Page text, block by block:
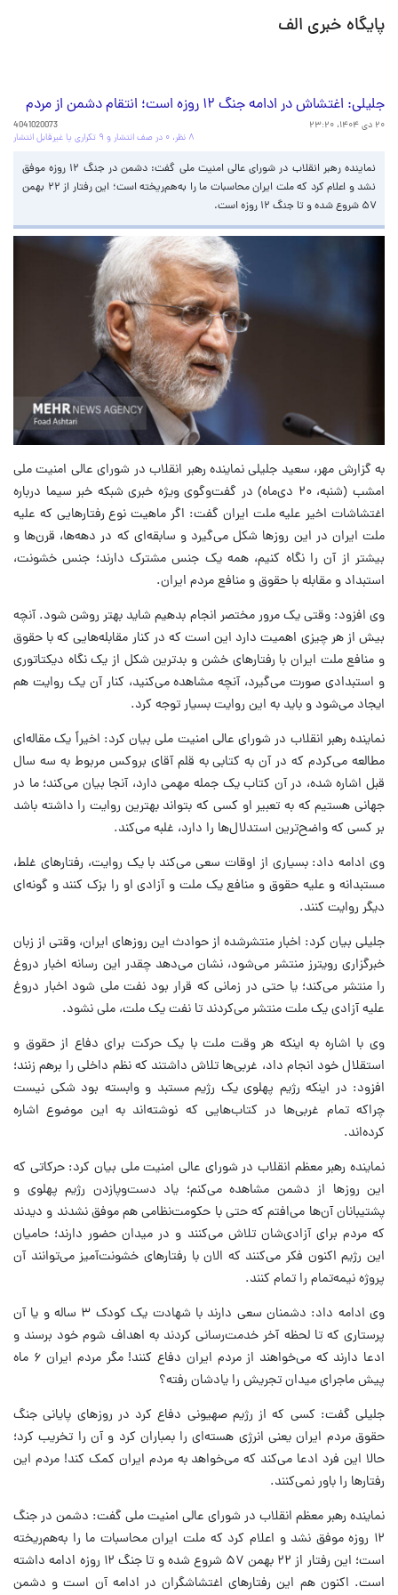
پایگاه خبری الف
جلیلی: اغتشاش در ادامه جنگ ۱۲ روزه است؛ انتقام دشمن از مردم
۲۰ دی ۱۴۰۴، ۲۳:۲۰
4041020073
۸ نظر، ۰ در صف انتشار و ۹ تکراری یا غیرقابل انتشار
نماینده رهبر انقلاب در شورای عالی امنیت ملی گفت: دشمن در جنگ ۱۲ روزه موفق
نشد و اعلام کرد که ملت ایران محاسبات ما را به‌هم‌ریخته است؛ این رفتار از ۲۲ بهمن
۵۷ شروع شده و تا جنگ ۱۲ روزه است.
به گزارش مهر، سعید جلیلی نماینده رهبر انقلاب در شورای عالی امنیت ملی
امشب (شنبه، ۲۰ دی‌ماه) در گفت‌وگوی ویژه خبری شبکه خبر سیما درباره
اغتشاشات اخیر علیه ملت ایران گفت: اگر ماهیت نوع رفتارهایی که علیه
ملت ایران در این روزها شکل می‌گیرد و سابقه‌ای که در دهه‌ها، قرن‌ها و
بیشتر از آن را نگاه کنیم، همه یک جنس مشترک دارند؛ جنس خشونت،
استبداد و مقابله با حقوق و منافع مردم ایران.
وی افزود: وقتی یک مرور مختصر انجام بدهیم شاید بهتر روشن شود. آنچه
بیش از هر چیزی اهمیت دارد این است که در کنار مقابله‌هایی که با حقوق
و منافع ملت ایران با رفتارهای خشن و بدترین شکل از یک نگاه دیکتاتوری
و استبدادی صورت می‌گیرد، آنچه مشاهده می‌کنید، کنار آن یک روایت هم
ایجاد می‌شود و باید به این روایت بسیار توجه کرد.
نماینده رهبر انقلاب در شورای عالی امنیت ملی بیان کرد: اخیراً یک مقاله‌ای
مطالعه می‌کردم که در آن به کتابی به قلم آقای بروکس مربوط به سه سال
قبل اشاره شده، در آن کتاب یک جمله مهمی دارد، آنجا بیان می‌کند؛ ما در
جهانی هستیم که به تعبیر او کسی که بتواند بهترین روایت را داشته باشد
بر کسی که واضح‌ترین استدلال‌ها را دارد، غلبه می‌کند.
وی ادامه داد: بسیاری از اوقات سعی می‌کند با یک روایت، رفتارهای غلط،
مستبدانه و علیه حقوق و منافع یک ملت و آزادی او را بزک کنند و گونه‌ای
دیگر روایت کنند.
جلیلی بیان کرد: اخبار منتشرشده از حوادث این روزهای ایران، وقتی از زبان
خبرگزاری رویترز منتشر می‌شود، نشان می‌دهد چقدر این رسانه اخبار دروغ
را منتشر می‌کند؛ یا حتی در زمانی که قرار بود نفت ملی شود اخبار دروغ
علیه آزادی یک ملت منتشر می‌کردند تا نفت یک ملت، ملی نشود.
وی با اشاره به اینکه هر وقت ملت با یک حرکت برای دفاع از حقوق و
استقلال خود انجام داد، غربی‌ها تلاش داشتند که نظم داخلی را برهم زنند؛
افزود: در اینکه رژیم پهلوی یک رژیم مستبد و وابسته بود شکی نیست
چراکه تمام غربی‌ها در کتاب‌هایی که نوشته‌اند به این موضوع اشاره
کرده‌اند.
نماینده رهبر معظم انقلاب در شورای عالی امنیت ملی بیان کرد: حرکاتی که
این روزها از دشمن مشاهده می‌کنم؛ یاد دست‌وپازدن رژیم پهلوی و
پشتیبانان آن‌ها می‌افتم که حتی با حکومت‌نظامی هم موفق نشدند و دیدند
که مردم برای آزادی‌شان تلاش می‌کنند و در میدان حضور دارند؛ حامیان
این رژیم اکنون فکر می‌کنند که الان با رفتارهای خشونت‌آمیز می‌توانند آن
پروژه نیمه‌تمام را تمام کنند.
وی ادامه داد: دشمنان سعی دارند با شهادت یک کودک ۳ ساله و یا آن
پرستاری که تا لحظه آخر خدمت‌رسانی کردند به اهداف شوم خود برسند و
ادعا دارند که می‌‎خواهند از مردم ایران دفاع کنند! مگر مردم ایران ۶ ماه
پیش ماجرای میدان تجریش را یادشان رفته؟
جلیلی گفت: کسی که از رژیم صهیونی دفاع کرد در روزهای پایانی جنگ
حقوق مردم ایران یعنی انرژی هسته‌ای را بمباران کرد و آن را تخریب کرد؛
حالا این فرد ادعا می‌کند که می‌خواهد به مردم ایران کمک کند! مردم این
رفتارها را باور نمی‌کنند.
نماینده رهبر معظم انقلاب در شورای عالی امنیت ملی گفت: دشمن در جنگ
۱۲ روزه موفق نشد و اعلام کرد که ملت ایران محاسبات ما را به‌هم‌ریخته
است؛ این رفتار از ۲۲ بهمن ۵۷ شروع شده و تا جنگ ۱۲ روزه ادامه داشته
است. اکنون هم این رفتارهای اغتشاشگران در ادامه آن است و دشمن